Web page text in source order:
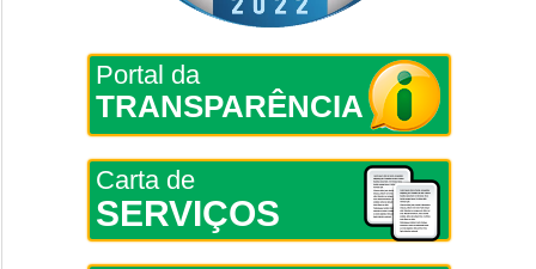
Portal da
TRANSPARÊNCIA
Carta de
SERVIÇOS